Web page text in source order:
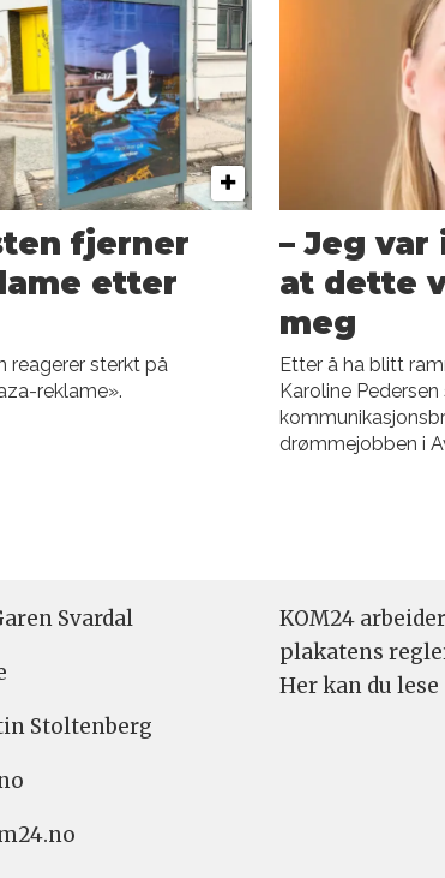
fjerner
etter
reagerer sterkt på
reklame».
– Jeg
at dette
meg
Etter å ha blitt
Karoline
drømmejobben i
Svardal
Stoltenberg
KOM24
plakatens
Her kan du